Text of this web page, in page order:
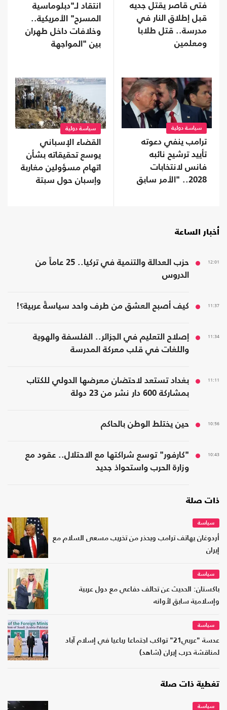
فتى قاصر يقتل جديه
قبل إطلاق النار في
مدرسة.. قتل طلابا
ومعلمين
انتقاد لـ"دبلوماسية
المسرح" الأمريكية..
وخلافات داخل طهران
بين "المواجهة
سياسة دولية
ترامب ينفي دعوته
تأييد ترشيح نائبه
فانس لانتخابات
2028.. "الأمر سابق
سياسة دولية
القضاء الإسباني
يوسع تحقيقاته بشأن
اتهام مسؤولين مغاربة
وإسبان حول سبتة
أخبار الساعة
12:01
حزب العدالة والتنمية في تركيا.. 25 عاماً من
الدروس
11:37 كيف أصبح العشق من طرف واحد سياسةً عربية؟!
11:34
إصلاح التعليم في الجزائر.. الفلسفة والهوية
واللغات في قلب معركة المدرسة
11:11
بغداد تستعد لاحتضان معرضها الدولي للكتاب
بمشاركة 600 دار نشر من 23 دولة
10:56 حين يختلط الوطن بالحاكم
10:43
"كارفور" توسع شراكتها مع الاحتلال.. عقود مع
وزارة الحرب واستحواذ جديد
ذات صلة
سياسة
أردوغان يهاتف ترامب ويحذر من تخريب مسعى السلام مع
إيران
سياسة
باكستان: الحديث عن تحالف دفاعي مع دول عربية
وإسلامية سابق لأوانه
سياسة
عدسة "عربي21" تواكب اجتماعا رباعيا في إسلام آباد
لمناقشة حرب إيران (شاهد)
تغطية ذات صلة
سياسة